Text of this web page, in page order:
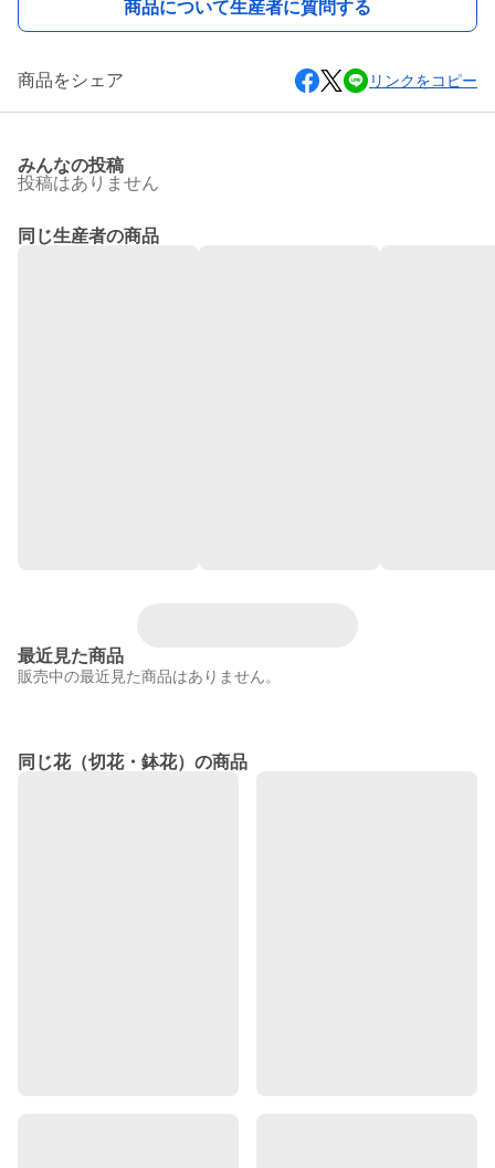
商品について生産者に質問する
商品をシェア リンクをコピー
みんなの投稿
投稿はありません
同じ生産者の商品
最近見た商品
販売中の最近見た商品はありません。
同じ花（切花・鉢花）の商品